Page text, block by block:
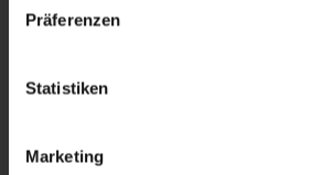
Präferenzen
Statistiken
Marketing
Offene Kirche: Täglich 08-18 Uhr